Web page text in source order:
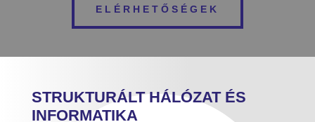
ELÉRHETŐSÉGEK
STRUKTURÁLT HÁLÓZAT ÉS
INFORMATIKA